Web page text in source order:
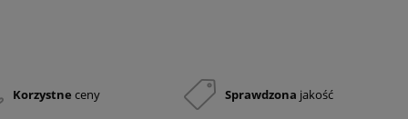
Korzystne ceny Sprawdzona jakość